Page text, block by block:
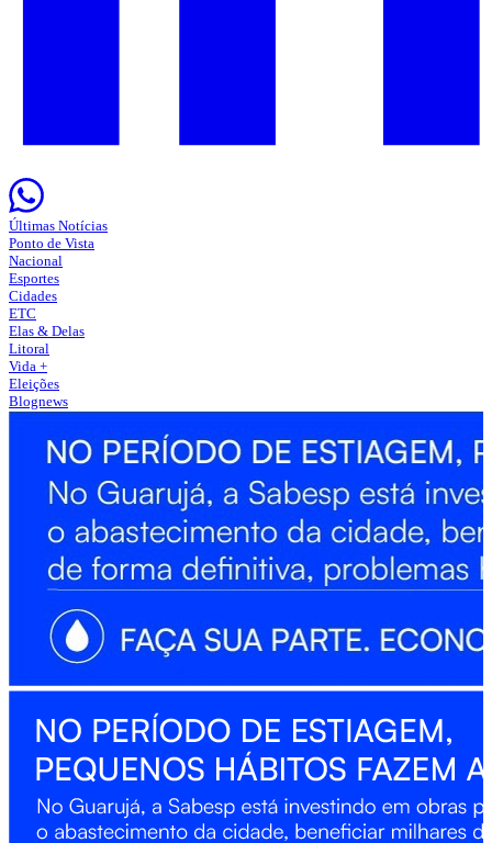
Últimas Notícias
Ponto de Vista
Nacional
Esportes
Cidades
ETC
Elas & Delas
Litoral
Vida +
Eleições
Blognews